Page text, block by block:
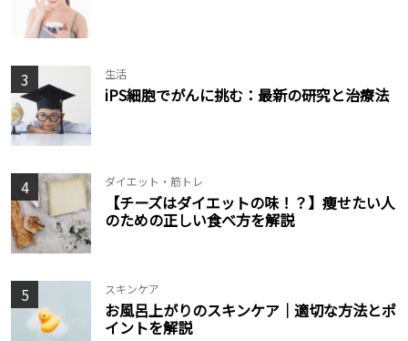
3 生活
iPS細胞でがんに挑む：最新の研究と治療法
4 ダイエット・筋トレ
【チーズはダイエットの味！？】痩せたい人
のための正しい食べ方を解説
5 スキンケア
お風呂上がりのスキンケア｜適切な方法とポ
イントを解説